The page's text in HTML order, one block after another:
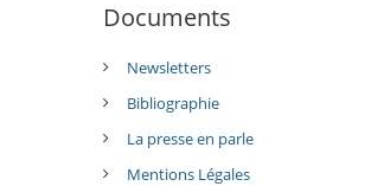
Documents
Newsletters
Bibliographie
La presse en parle
Mentions Légales